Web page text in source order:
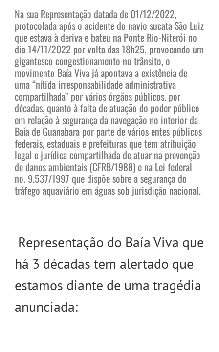
Na sua Representação datada de 01/12/2022,
protocolada após o acidente do navio sucata São Luiz
que estava à deriva e bateu na Ponte Rio-Niterói no
dia 14/11/2022 por volta das 18h25, provocando um
gigantesco congestionamento no trânsito, o
movimento Baía Viva já apontava a existência de
uma “nítida irresponsabilidade administrativa
compartilhada” por vários órgãos públicos, por
décadas, quanto à falta de atuação do poder público
em relação à segurança da navegação no interior da
Baía de Guanabara por parte de vários entes públicos
federais, estaduais e prefeituras que tem atribuição
legal e jurídica compartilhada de atuar na prevenção
de danos ambientais (CFRB/1988) e na Lei federal
no. 9.537/1997 que dispõe sobre a segurança do
tráfego aquaviário em águas sob jurisdição nacional.
Representação do Baía Viva que
há 3 décadas tem alertado que
estamos diante de uma tragédia
anunciada: